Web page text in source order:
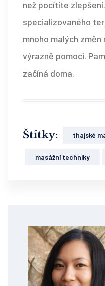
než pocítíte
specializovaného
mnoho malých
výrazně pomoci.
začíná doma.
Štítky: thajské
masážní techniky